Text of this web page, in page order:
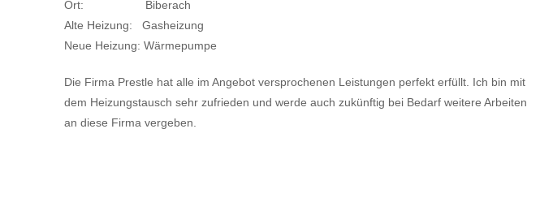
Ort: Biberach
Alte Heizung: Gasheizung
Neue Heizung: Wärmepumpe
Die Firma Prestle hat alle im Angebot versprochenen Leistungen perfekt erfüllt. Ich bin mit
dem Heizungstausch sehr zufrieden und werde auch zukünftig bei Bedarf weitere Arbeiten
an diese Firma vergeben.